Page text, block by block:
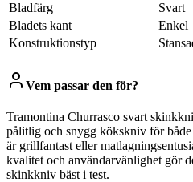
Bladfärg
Svart
Bladets kant
Enkel
Konstruktionstyp
Vem passar den för?
Tramontina Churrasco svart
pålitlig och snygg kökskniv för
är grillfantast eller
kvalitet och användarvänlighet gör
skinkkniv bäst i test.